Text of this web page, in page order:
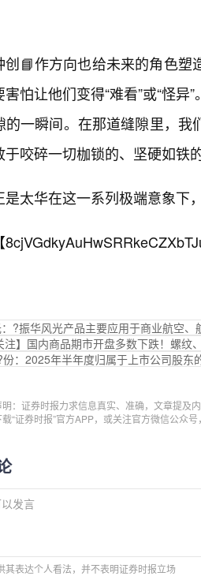
创📘作方向也给未来的角色塑
害怕让他们变得“难看”或“怪
的一瞬间。在那道缝隙里，
于咬碎一切枷锁的、坚硬如铁
是太华在这一系列极端意象下
?振华风光产品主要应用于商业航空、
注】国内商品期市开盘多数下跌！螺
份：2025年半年度归属于上市公司股东
明：证券时报力求信息真实、准确，文章提及
载“证券时报”官方APP，或关注官方微信公众
发言
其表达个人看法，并不表明证券时报立场